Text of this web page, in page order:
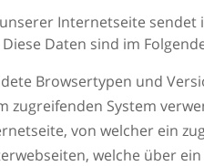
Internetseite
Daten sind im
Browsertypen und
zugreifenden System
von welcher ein
welche über